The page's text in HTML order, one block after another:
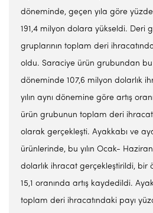
döneminde, geçen yıla göre
191,4 milyon dolara yükseldi. Deri
gruplarının toplam deri
oldu. Saraciye ürün grubundan bu
döneminde 107,6 milyon dolarlık
yılın aynı dönemine göre artış
ürün grubunun toplam deri
olarak gerçekleşti. Ayakkabı ve
ürünlerinde, bu yılın Ocak-
dolarlık ihracat gerçekleştirildi, bir
15,1 oranında artış kaydedildi.
toplam deri ihracatındaki payı